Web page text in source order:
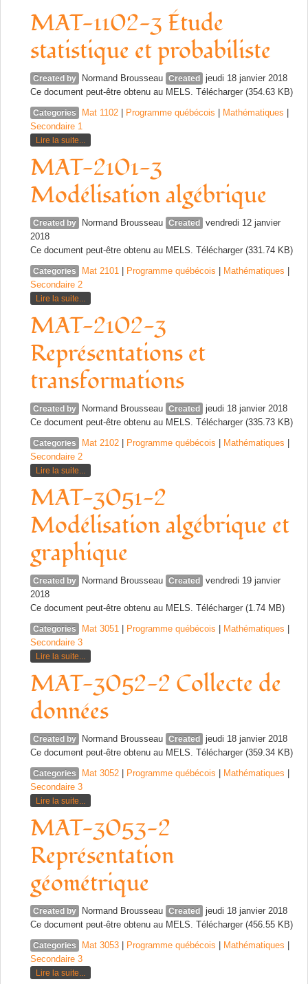
MAT-1102-3 Étude
statistique et probabiliste
Created by Normand Brousseau Created
jeudi 18 janvier 2018
Ce document peut-être obtenu au MELS. Télécharger (354.63 KB)
Categories Mat 1102 Programme québécois Mathématiques
Secondaire 1
Lire la suite...
MAT-2101-3
Modélisation algébrique
Created by Normand Brousseau Created
vendredi 12 janvier
2018
Ce document peut-être obtenu au MELS. Télécharger (331.74 KB)
Categories Mat 2101 Programme québécois Mathématiques
Secondaire 2
Lire la suite...
MAT-2102-3
Représentations et
transformations
Created by Normand Brousseau Created
jeudi 18 janvier 2018
Ce document peut-être obtenu au MELS. Télécharger (335.73 KB)
Categories Mat 2102 Programme québécois Mathématiques
Secondaire 2
Lire la suite...
MAT-3051-2
Modélisation algébrique et
graphique
Created by Normand Brousseau Created
vendredi 19 janvier
2018
Ce document peut-être obtenu au MELS. Télécharger (1.74 MB)
Categories Mat 3051 Programme québécois Mathématiques
Secondaire 3
Lire la suite...
MAT-3052-2 Collecte de
données
Created by Normand Brousseau Created
jeudi 18 janvier 2018
Ce document peut-être obtenu au MELS. Télécharger (359.34 KB)
Categories Mat 3052 Programme québécois Mathématiques
Secondaire 3
Lire la suite...
MAT-3053-2
Représentation
géométrique
Created by Normand Brousseau Created
jeudi 18 janvier 2018
Ce document peut-être obtenu au MELS. Télécharger (456.55 KB)
Categories Mat 3053 Programme québécois Mathématiques
Secondaire 3
Lire la suite...